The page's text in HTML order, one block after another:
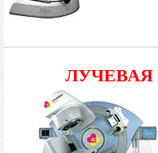
ЛУЧЕВАЯ